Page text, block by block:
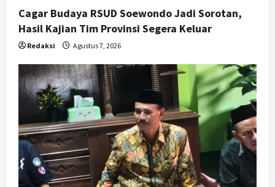
Cagar Budaya RSUD Soewondo Jadi Sorotan,
Hasil Kajian Tim Provinsi Segera Keluar
Redaksi Agustus 7, 2026